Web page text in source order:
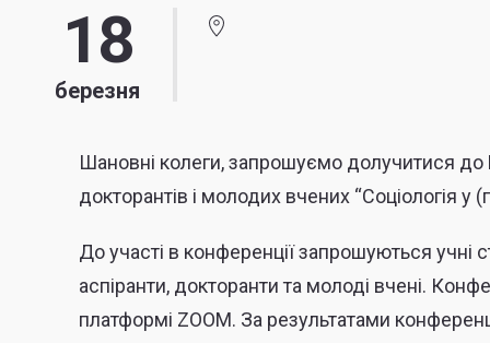
18
березня
Шановні колеги, запрошуємо долучитися до
докторантів і молодих вчених “Соціологія у
До участі в конференції запрошуються учні
аспіранти, докторанти та молоді вчені.
платформі ZOOM. За результатами